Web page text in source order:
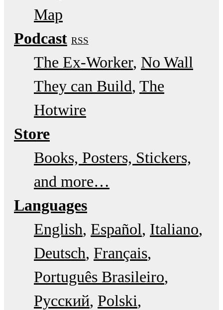
Map
Podcast RSS
The Ex-Worker No Wall
They can Build The
Hotwire
Store
Books, Posters, Stickers,
and more…
Languages
English Español Italiano
Deutsch Français
Português Brasileiro
Русский Polski